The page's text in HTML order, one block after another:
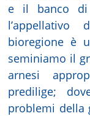
e il banco di
l’appellativo
bioregione è
seminiamo il
arnesi
predilige;
problemi della